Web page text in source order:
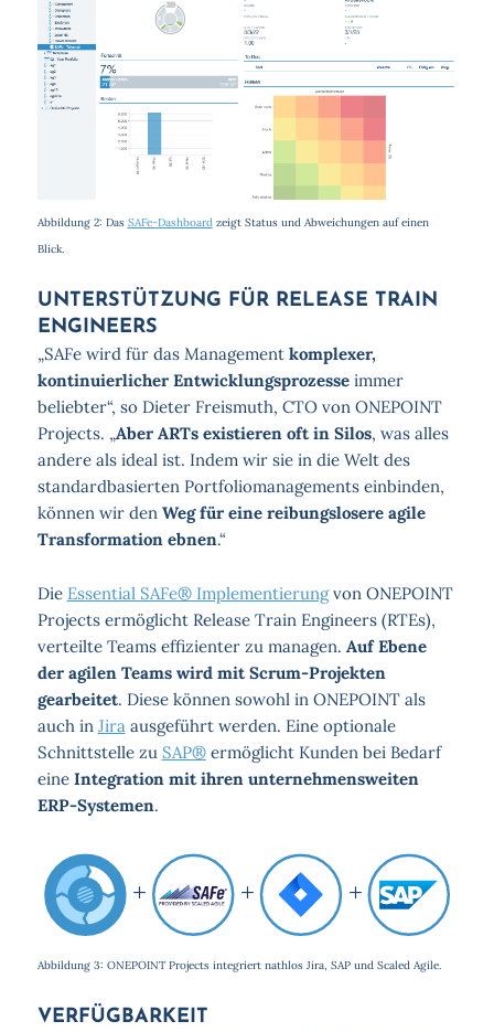
Abbildung 2: Das SAFe-Dashboardzeigt Status und Abweichungen auf einen
Blick.
UNTERSTÜTZUNG FÜR RELEASE TRAIN
ENGINEERS
„SAFe wird für das Management komplexer,
kontinuierlicher Entwicklungsprozesseimmer
beliebter“, so Dieter Freismuth, CTO von ONEPOINT
Projects. „Aber ARTs existieren oft in Silos, was alles
andere als ideal ist. Indem wir sie in die Welt des
standardbasierten Portfoliomanagements einbinden,
können wir den Weg für eine reibungslosere agile
Transformation ebnen.“
Die Essential SAFe® Implementierungvon ONEPOINT
Projects ermöglicht Release Train Engineers (RTEs),
verteilte Teams effizienter zu managen. Auf Ebene
der agilen Teams wird mit Scrum-Projekten
gearbeitet. Diese können sowohl in ONEPOINT als
auch in Jira ausgeführt werden. Eine optionale
Schnittstelle zu SAP®ermöglicht Kunden bei Bedarf
eine Integration mit ihren unternehmensweiten
ERP-Systemen.
Abbildung 3: ONEPOINT Projects integriert nathlos Jira, SAP und Scaled Agile.
VERFÜGBARKEIT